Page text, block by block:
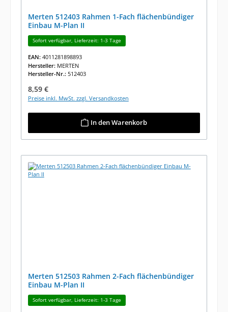
Merten 512403 Rahmen 1-Fach flächenbündiger
Einbau M-Plan II
Sofort verfügbar, Lieferzeit: 1-3 Tage
EAN: 4011281898893
Hersteller: MERTEN
Hersteller-Nr.: 512403
Regulärer Preis:
8,59 €
Preise inkl. MwSt. zzgl. Versandkosten
In den Warenkorb
Merten 512503 Rahmen 2-Fach flächenbündiger
Einbau M-Plan II
Sofort verfügbar, Lieferzeit: 1-3 Tage